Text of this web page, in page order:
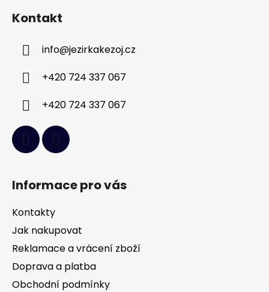
Kontakt
info@jezirkakezoj.cz
+420 724 337 067
+420 724 337 067
Informace pro vás
Kontakty
Jak nakupovat
Reklamace a vrácení zboží
Doprava a platba
Obchodní podmínky